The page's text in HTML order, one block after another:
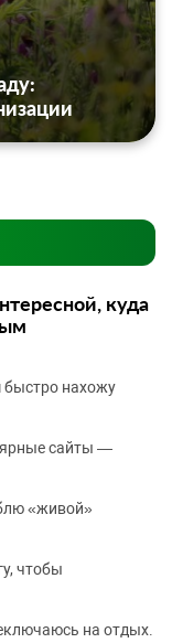
куда
быстро нахожу
сайты —
«живой»
чтобы
на отдых.